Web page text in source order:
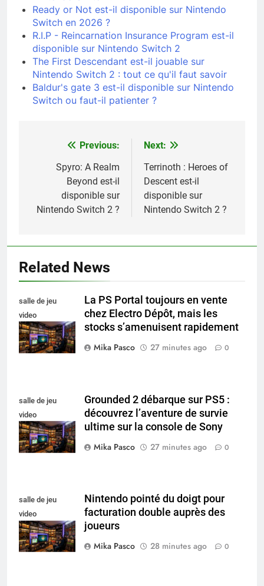
Ready or Not est-il disponible sur Nintendo
Switch en 2026 ?
R.I.P - Reincarnation Insurance Program est-il
disponible sur Nintendo Switch 2
The First Descendant est-il jouable sur
Nintendo Switch 2 : tout ce qu'il faut savoir
Baldur's gate 3 est-il disponible sur Nintendo
Switch ou faut-il patienter ?
Navigation
l’article
Previous:
Spyro: A Realm
Beyond est-il
disponible sur
Nintendo Switch 2 ?
Next:
Terrinoth : Heroes of
Descent est-il
disponible sur
Nintendo Switch 2 ?
Related News
salle de jeu
video
collectionneur
La PS Portal toujours en vente
chez Electro Dépôt, mais les
stocks s’amenuisent rapidement
Mika Pasco
27 minutes ago 0
salle de jeu
video
collectionneur
Grounded 2 débarque sur PS5 :
découvrez l’aventure de survie
ultime sur la console de Sony
Mika Pasco
27 minutes ago 0
salle de jeu
video
collectionneur
Nintendo pointé du doigt pour
facturation double auprès des
joueurs
Mika Pasco
28 minutes ago 0